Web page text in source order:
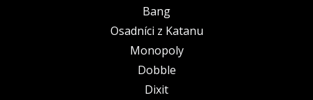
Bang
Osadníci z Katanu
Monopoly
Dobble
Dixit